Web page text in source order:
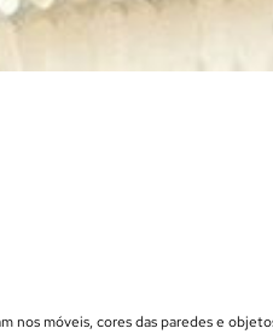
nos móveis, cores das paredes e